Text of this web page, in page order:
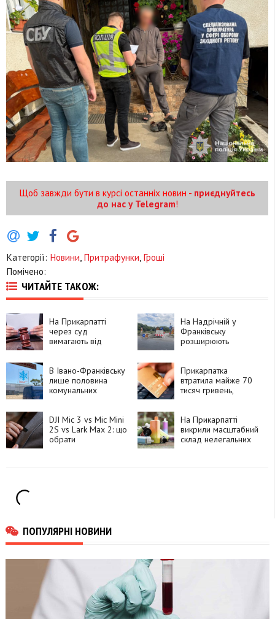
Щоб завжди бути в курсі останніх новин - приєднуйтесь
до нас у Telegram!
Категорії: Новини, Притрафунки, Гроші
Помічено:
ЧИТАЙТЕ ТАКОЖ:
На Прикарпатті
через суд
вимагають від
боргу за оренду
землі
На Надрічній у
Франківську
розширюють
нового мосту
В Івано-Франківську
лише половина
комунальних
кондиціонерами
Прикарпатка
втратила майже 70
тисяч гривень,
Мальту
DJI Mic 3 vs Mic Mini
2S vs Lark Max 2: що
обрати
На Прикарпатті
викрили масштабний
склад нелегальних
ПОПУЛЯРНІ НОВИНИ